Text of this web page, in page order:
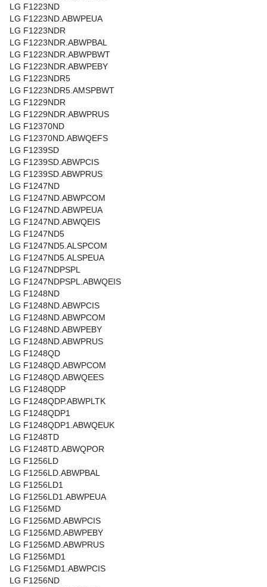
LG F1223ND
LG F1223ND.ABWPEUA
LG F1223NDR
LG F1223NDR.ABWPBAL
LG F1223NDR.ABWPBWT
LG F1223NDR.ABWPEBY
LG F1223NDR5
LG F1223NDR5.AMSPBWT
LG F1229NDR
LG F1229NDR.ABWPRUS
LG F12370ND
LG F12370ND.ABWQEFS
LG F1239SD
LG F1239SD.ABWPCIS
LG F1239SD.ABWPRUS
LG F1247ND
LG F1247ND.ABWPCOM
LG F1247ND.ABWPEUA
LG F1247ND.ABWQEIS
LG F1247ND5
LG F1247ND5.ALSPCOM
LG F1247ND5.ALSPEUA
LG F1247NDPSPL
LG F1247NDPSPL.ABWQEIS
LG F1248ND
LG F1248ND.ABWPCIS
LG F1248ND.ABWPCOM
LG F1248ND.ABWPEBY
LG F1248ND.ABWPRUS
LG F1248QD
LG F1248QD.ABWPCOM
LG F1248QD.ABWQEES
LG F1248QDP
LG F1248QDP.ABWPLTK
LG F1248QDP1
LG F1248QDP1.ABWQEUK
LG F1248TD
LG F1248TD.ABWQPOR
LG F1256LD
LG F1256LD.ABWPBAL
LG F1256LD1
LG F1256LD1.ABWPEUA
LG F1256MD
LG F1256MD.ABWPCIS
LG F1256MD.ABWPEBY
LG F1256MD.ABWPRUS
LG F1256MD1
LG F1256MD1.ABWPCIS
LG F1256ND